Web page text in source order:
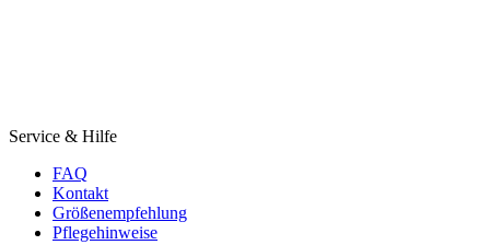
Service & Hilfe
FAQ
Kontakt
Größenempfehlung
Pflegehinweise